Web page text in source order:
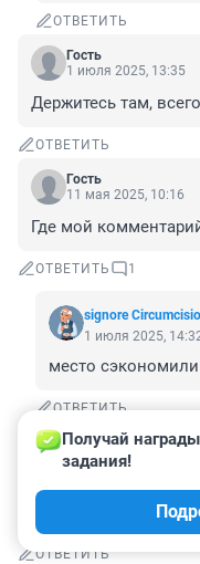
ОТВЕТИТЬ
Гость
1 июля 2025, 13:35
Держитесь там,
ОТВЕТИТЬ
Гость
11 мая 2025, 10:16
Где мой
ОТВЕТИТЬ 1
signore Сircumcisio
1 июля 2025,
место сэкономили
ОТВЕТИТЬ
Гость
11 мая 2025, 09:16
Обожаю капитализм,
ОТВЕТИТЬ
Получай
задания!